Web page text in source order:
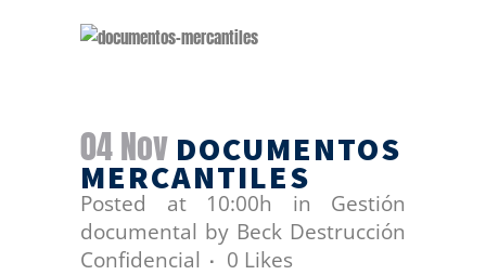
04 Nov DOCUMENTOS
MERCANTILES
Posted at 10:00h in Gestión
documental by Beck Destrucción
Confidencial
0 Likes